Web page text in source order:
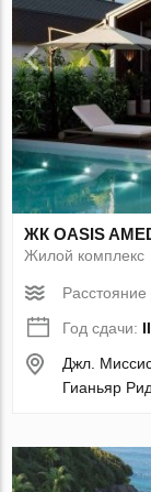
ЖК OASIS
Жилой комплекс
Год сдачи:
Джл.
Гианьяр